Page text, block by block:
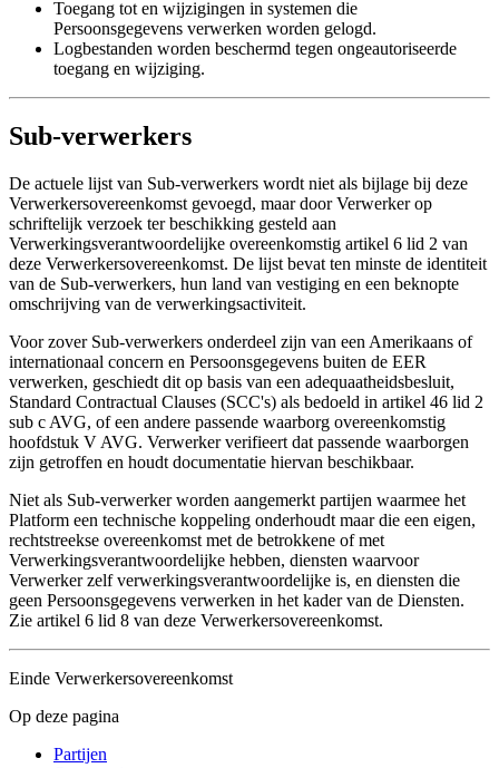
Toegang tot en wijzigingen in systemen die
Persoonsgegevens verwerken worden gelogd.
Logbestanden worden beschermd tegen ongeautoriseerde
toegang en wijziging.
Sub-verwerkers
De actuele lijst van Sub-verwerkers wordt niet als bijlage bij deze
Verwerkersovereenkomst gevoegd, maar door Verwerker op
schriftelijk verzoek ter beschikking gesteld aan
Verwerkingsverantwoordelijke overeenkomstig artikel 6 lid 2 van
deze Verwerkersovereenkomst. De lijst bevat ten minste de identiteit
van de Sub-verwerkers, hun land van vestiging en een beknopte
omschrijving van de verwerkingsactiviteit.
Voor zover Sub-verwerkers onderdeel zijn van een Amerikaans of
internationaal concern en Persoonsgegevens buiten de EER
verwerken, geschiedt dit op basis van een adequaatheidsbesluit,
Standard Contractual Clauses (SCC's) als bedoeld in artikel 46 lid 2
sub c AVG, of een andere passende waarborg overeenkomstig
hoofdstuk V AVG. Verwerker verifieert dat passende waarborgen
zijn getroffen en houdt documentatie hiervan beschikbaar.
Niet als Sub-verwerker worden aangemerkt partijen waarmee het
Platform een technische koppeling onderhoudt maar die een eigen,
rechtstreekse overeenkomst met de betrokkene of met
Verwerkingsverantwoordelijke hebben, diensten waarvoor
Verwerker zelf verwerkingsverantwoordelijke is, en diensten die
geen Persoonsgegevens verwerken in het kader van de Diensten.
Zie artikel 6 lid 8 van deze Verwerkersovereenkomst.
Einde Verwerkersovereenkomst
Op deze pagina
Partijen